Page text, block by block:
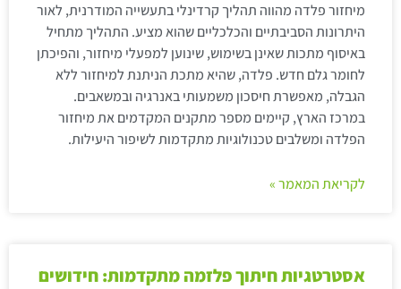
מיחזור פלדה מהווה תהליך קרדינלי בתעשייה המודרנית, לאור
היתרונות הסביבתיים והכלכליים שהוא מציע. התהליך מתחיל
באיסוף מתכות שאינן בשימוש, שינוען למפעלי מיחזור, והפיכתן
לחומר גלם חדש. פלדה, שהיא מתכת הניתנת למיחזור ללא
הגבלה, מאפשרת חיסכון משמעותי באנרגיה ובמשאבים.
במרכז הארץ, קיימים מספר מתקנים המקדמים את מיחזור
הפלדה ומשלבים טכנולוגיות מתקדמות לשיפור היעילות.
לקריאת המאמר »
אסטרטגיות חיתוך פלזמה מתקדמות: חידושים